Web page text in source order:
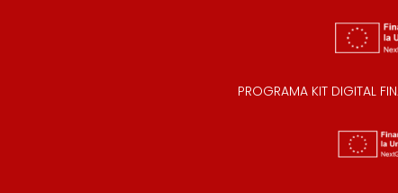
PROGRAMA KIT DIGITAL